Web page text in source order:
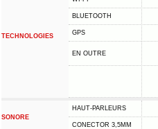
TECHNOLOGIES
BLUETOOTH
GPS
EN OUTRE
SONORE
HAUT-PARLEURS
CONECTOR 3,5MM